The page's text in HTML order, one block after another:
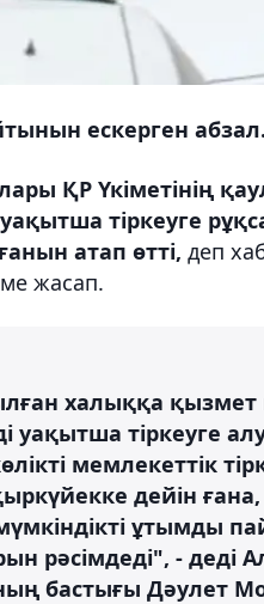
ескерген абзал.
ҚР Үкіметінің
тіркеуге
атап өтті, деп
жасап.
халыққа қызмет
уақытша тіркеуге
мемлекеттік
дейін
ұтымды
рәсімдеді", -
бастығы Дәулет